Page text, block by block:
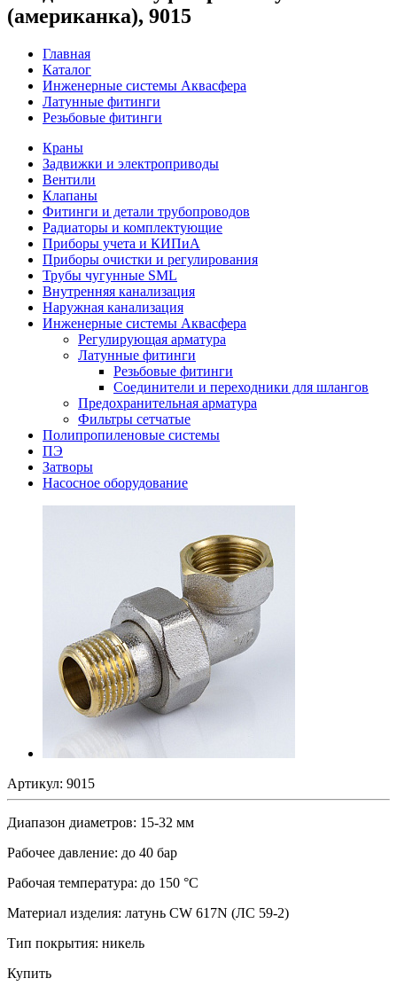
(американка), 9015
Главная
Каталог
Инженерные системы Аквасфера
Латунные фитинги
Резьбовые фитинги
Краны
Задвижки и электроприводы
Вентили
Клапаны
Фитинги и детали трубопроводов
Радиаторы и комплектующие
Приборы учета и КИПиА
Приборы очистки и регулирования
Трубы чугунные SML
Внутренняя канализация
Наружная канализация
Инженерные системы Аквасфера
Регулирующая арматура
Латунные фитинги
Резьбовые фитинги
Соединители и переходники для шлангов
Предохранительная арматура
Фильтры сетчатые
Полипропиленовые системы
ПЭ
Затворы
Насосное оборудование
Артикул: 9015
Диапазон диаметров: 15-32 мм
Рабочее давление: до 40 бар
Рабочая температура: до 150 °C
Материал изделия: латунь CW 617N (ЛС 59-2)
Тип покрытия: никель
Купить